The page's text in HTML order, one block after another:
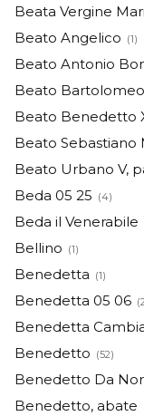
Beata Vergine
Beato Angelico (1)
Beato Antonio
Beato
Beato Benedetto
Beato Sebastiano
Beato Urbano V,
Beda 05 25 (4)
Beda il Venerabile
Bellino (1)
Benedetta (1)
Benedetta 05 06
Benedetta
Benedetto (52)
Benedetto Da
Benedetto, abate